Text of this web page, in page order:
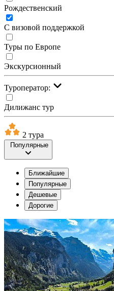
Рождественский
С визовой поддержкой
Туры по Европе
Экскурсионный
Туроператор:
Дилижанс тур
2 тура
Популярные
Ближайшие
Популярные
Дешевые
Дорогие